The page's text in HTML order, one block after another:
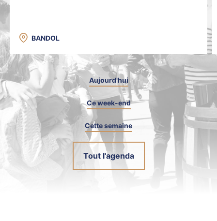
BANDOL
Aujourd'hui
Ce week-end
Cette semaine
Tout l'agenda